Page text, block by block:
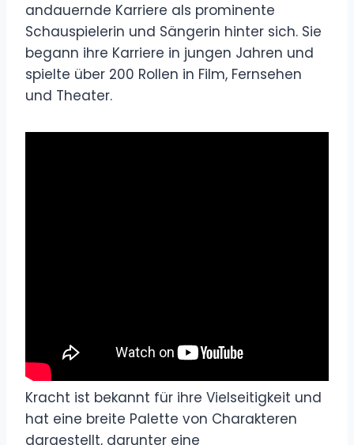
andauernde Karriere als prominente
Schauspielerin und Sängerin hinter sich. Sie
begann ihre Karriere in jungen Jahren und
spielte über 200 Rollen in Film, Fernsehen
und Theater.
Kracht ist bekannt für ihre Vielseitigkeit und
hat eine breite Palette von Charakteren
dargestellt, darunter eine